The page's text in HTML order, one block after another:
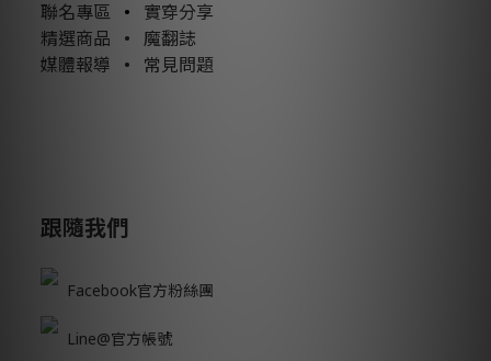
聯名專區 •
實穿分享
精選商品 • 魔翻誌
媒體報導
• 常見問題
跟隨我們
Facebook官方粉絲團
Line@官方帳號